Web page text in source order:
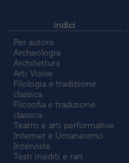
indici
Per autore
Archeologia
Architettura
Arti Visive
Filologia e tradizione
classica
Filosofia e tradizione
classica
Teatro e arti performative
Internet e Umanesimo
Interviste
Testi inediti e rari